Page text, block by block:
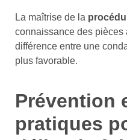
La maîtrise de la
connaissance des pièces
différence entre une
plus favorable.
Prévention
pratiques